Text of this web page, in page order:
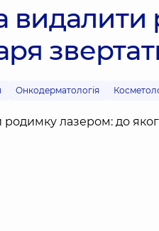
Онкодерматологія